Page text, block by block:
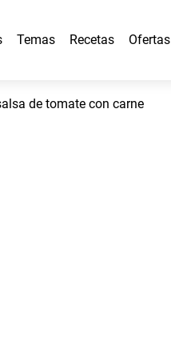
Temas Recetas Ofertas
de tomate con carne